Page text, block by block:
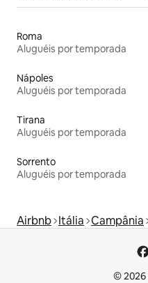
Roma
Aluguéis por temporada
Nápoles
Aluguéis por temporada
Tirana
Aluguéis por temporada
Sorrento
Aluguéis por temporada
Airbnb Itália Campânia
© 2026